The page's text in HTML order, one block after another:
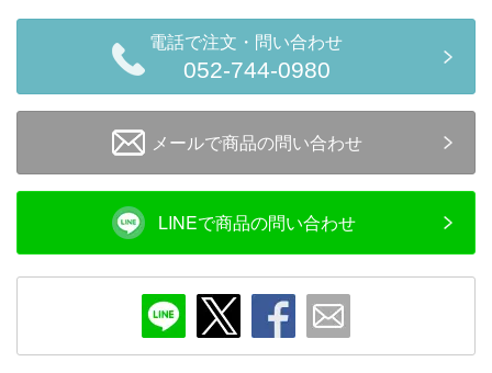
会員ランクについて
レビューについて
© 2026 Mid Japan, Inc.
電話で注文・問い合わせ
052-744-0980
メールで商品の問い合わせ
LINEで商品の問い合わせ